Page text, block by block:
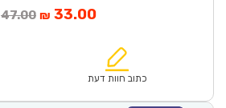
47.00המחיר
₪47.00.
₪ 33.00המחיר
הוא:
כתוב חוות דעת